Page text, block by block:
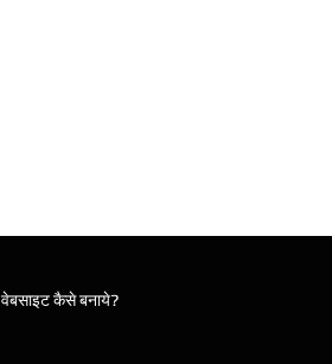
वेबसाइट कैसे बनाये?